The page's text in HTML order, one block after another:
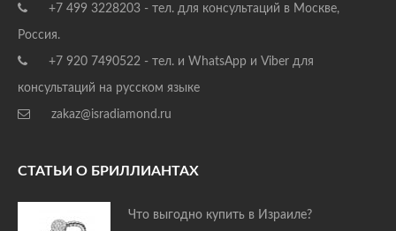
+7 499 3228203 - тел. для консультаций в Москве,
Россия.
+7 920 7490522 - тел. и WhatsApp и Viber для
консультаций на русском языке
zakaz@isradiamond.ru
СТАТЬИ О БРИЛЛИАНТАХ
Что выгодно купить в Израиле?